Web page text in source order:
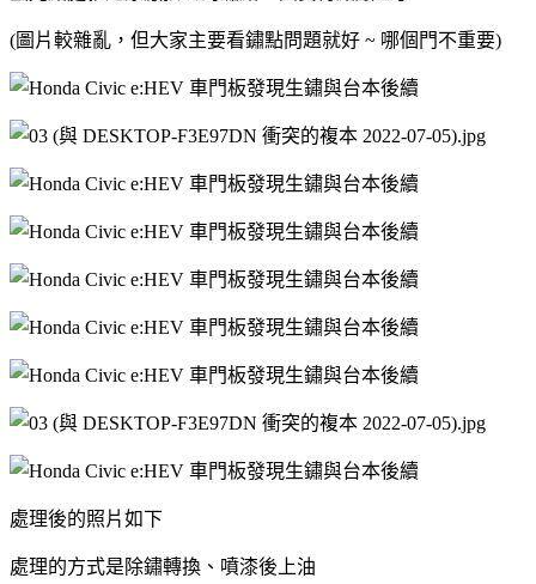
(圖片較雜亂，但大家主要看鏽點問題就好 ~ 哪個門不重要)
處理後的照片如下
處理的方式是除鏽轉換、噴漆後上油